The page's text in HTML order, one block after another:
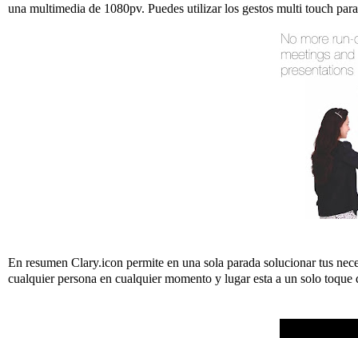
una multimedia de 1080pv. Puedes utilizar los gestos multi touch
En resumen Clary.icon permite en una sola parada solucionar tus
cualquier persona en cualquier momento y lugar esta a un solo